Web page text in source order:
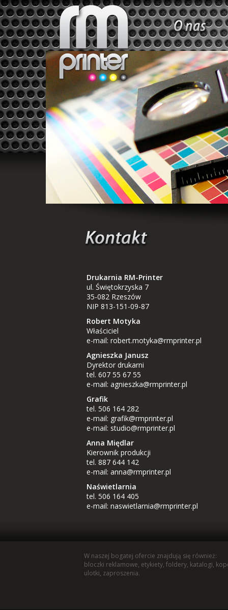
Drukarnia RM-Printer
ul. Świętokrzyska 7
35-082 Rzeszów
NIP 813-151-09-87
Robert Motyka
Właściciel
e-mail: robert.motyka@rmprinter.pl
Agnieszka Janusz
Dyrektor drukarni
tel. 607 55 67 55
e-mail: agnieszka@rmprinter.pl
Grafik
tel. 506 164 282
e-mail: grafik@rmprinter.pl
e-mail: studio@rmprinter.pl
Anna Międlar
Kierownik produkcji
tel. 887 644 142
e-mail: anna@rmprinter.pl
Naświetlarnia
tel. 506 164 405
e-mail: naswietlarnia@rmprinter.pl
W naszej bogatej ofercie znajdują się również:
bloczki reklamowe, etykiety, foldery, katalogi,
ulotki, zaproszenia.